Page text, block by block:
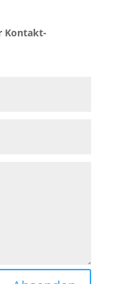
Kontakt-